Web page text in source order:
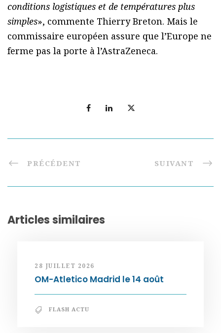
conditions logistiques et de températures plus
simples», commente Thierry Breton. Mais le
commissaire européen assure que l’Europe ne
ferme pas la porte à l’AstraZeneca.
PRÉCÉDENT SUIVANT
Articles similaires
28 JUILLET 2026
OM-Atletico Madrid le 14 août
FLASH ACTU